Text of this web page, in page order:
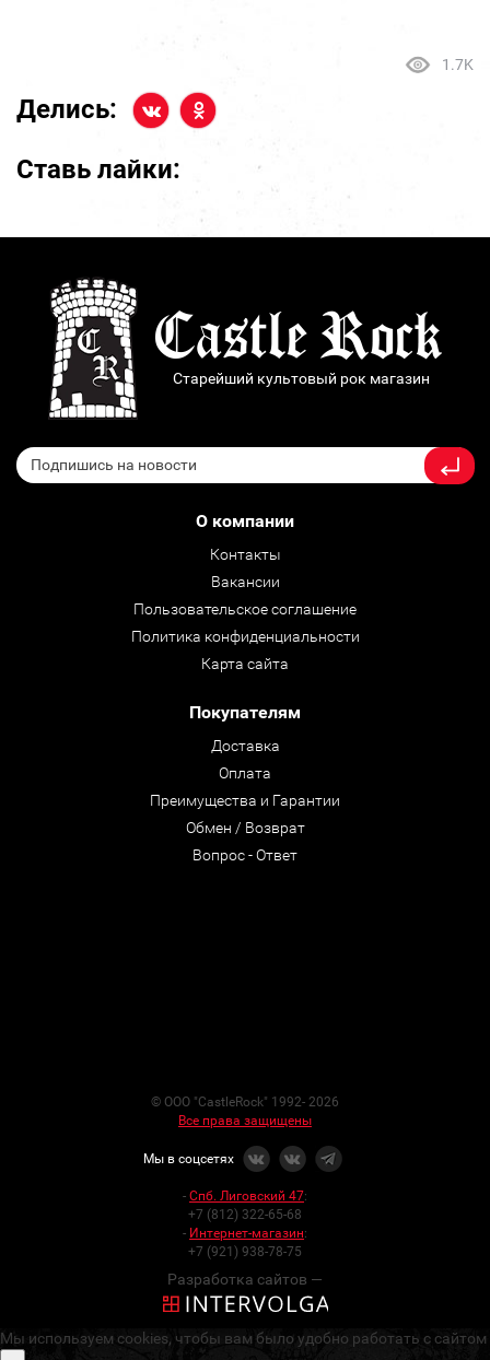
1.7K
Делись:
Ставь лайки:
Старейший культовый рок магазин
О компании
Контакты
Вакансии
Пользовательское соглашение
Политика конфиденциальности
Карта сайта
Покупателям
Доставка
Оплата
Преимущества и Гарантии
Обмен / Возврат
Вопрос - Ответ
© ООО "CastleRock" 1992- 2026
Все права защищены
Мы в соцсетях
- Спб. Лиговский 47:
+7 (812) 322-65-68
- Интернет-магазин:
+7 (921) 938-78-75
Разработка сайтов —
Мы используем cookies, чтобы вам было удобно работать с сайтом